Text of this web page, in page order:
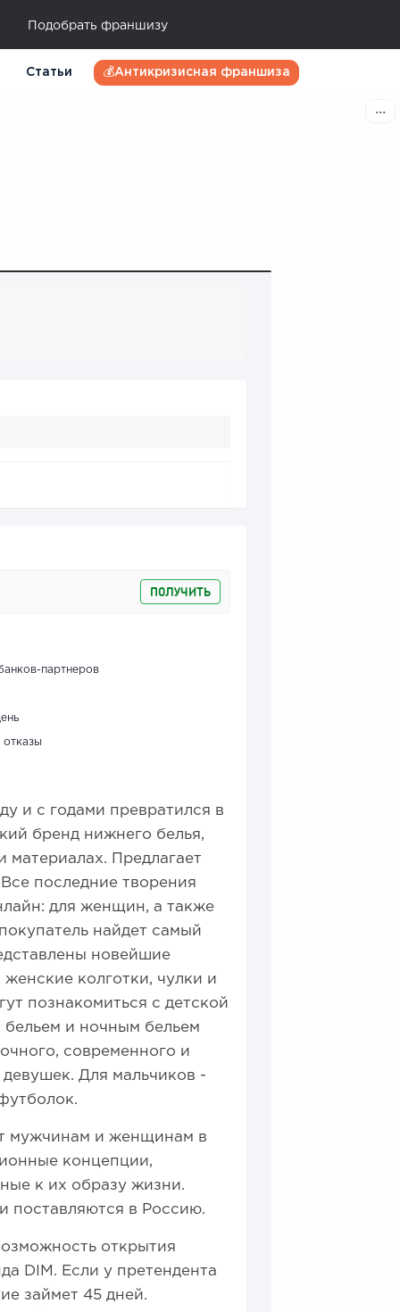
Подобрать франшизу
Статьи 💰Антикризисная франшиза
ПОЛУЧИТЬ
партнеров
и с годами превратился в
бренд нижнего белья,
материалах. Предлагает
последние творения
для женщин, а также
найдет самый
новейшие
колготки, чулки и
познакомиться с детской
бельем и ночным бельем
современного и
Для мальчиков -
мужчинам и женщинам в
концепции,
к их образу жизни.
поставляются в Россию.
открытия
DIM. Если у претендента
займет 45 дней.